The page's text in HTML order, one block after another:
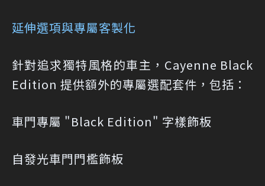
延伸選項與專屬客製化
針對追求獨特風格的車主，Cayenne Black
Edition 提供額外的專屬選配套件，包括：
車門專屬 "Black Edition" 字樣飾板
自發光車門門檻飾板